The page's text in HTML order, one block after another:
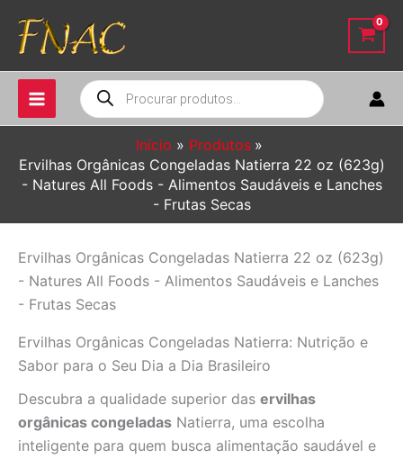
para
conteúdo
Pesquisar
produtos
Início
Produtos
Ervilhas Orgânicas Congeladas Natierra 22 oz (623g)
- Natures All Foods - Alimentos Saudáveis e Lanches
- Frutas Secas
Ervilhas Orgânicas Congeladas Natierra 22 oz (623g)
- Natures All Foods - Alimentos Saudáveis e Lanches
- Frutas Secas
Ervilhas Orgânicas Congeladas Natierra: Nutrição e
Sabor para o Seu Dia a Dia Brasileiro
Descubra a qualidade superior das ervilhas
orgânicas congeladas Natierra, uma escolha
inteligente para quem busca alimentação saudável e